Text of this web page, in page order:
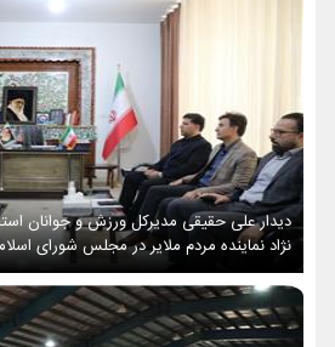
دیدار علی حقیقی مدیرکل ورزش و جوانان
نژاد نماینده مردم ملایر در مجلس شورای